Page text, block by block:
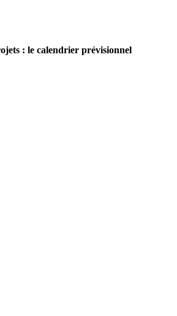
: le calendrier prévisionnel